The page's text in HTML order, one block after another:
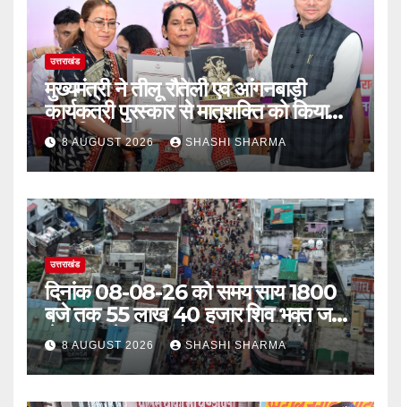
उत्तराखंड
मुख्यमंत्री ने तीलू रौतेली एवं आंगनबाड़ी
कार्यकत्री पुरस्कार से मातृशक्ति को किया
सम्मानित
8 AUGUST 2026 SHASHI SHARMA
उत्तराखंड
दिनांक 08-08-26 को समय साय 1800
बजे तक 55 लाख 40 हजार शिव भक्त जल
लेकर अपने गंतव्य को प्रस्थान कर चुके
8 AUGUST 2026 SHASHI SHARMA